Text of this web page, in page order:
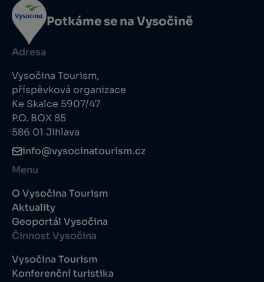
Potkáme se na Vysočině
Adresa
Vysočina Tourism,
příspěvková organizace
Ke Skalce 5907/47
P.O. BOX 85
586 01 Jihlava
info@vysocinatourism.cz
Menu
O Vysočina Tourism
Aktuality
Geoportál Vysočina
Činnost Vysočina
Vysočina Tourism
Konferenční turistika